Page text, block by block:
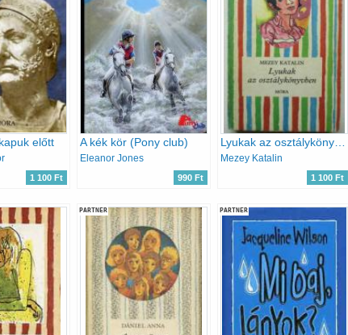
előtt
1 100 Ft
A kék kör (Pony club)
Eleanor Jones
990 Ft
Lyukak az osztálykönyvben
Mezey Katalin
1 100 Ft
PARTNER PARTNER